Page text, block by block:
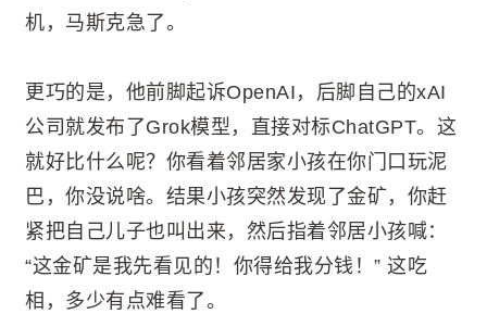
机，马斯克急了。
更巧的是，他前脚起诉OpenAI，后脚自己的xAI
公司就发布了Grok模型，直接对标ChatGPT。这
就好比什么呢？你看着邻居家小孩在你门口玩泥
巴，你没说啥。结果小孩突然发现了金矿，你赶
紧把自己儿子也叫出来，然后指着邻居小孩喊：
“这金矿是我先看见的！你得给我分钱！” 这吃
相，多少有点难看了。